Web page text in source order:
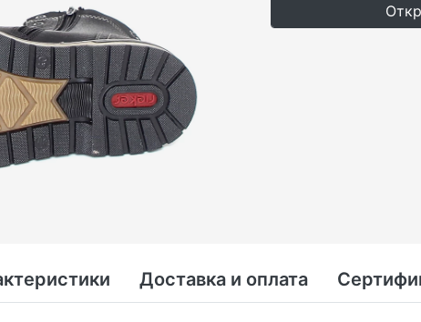
Доставка и оплата